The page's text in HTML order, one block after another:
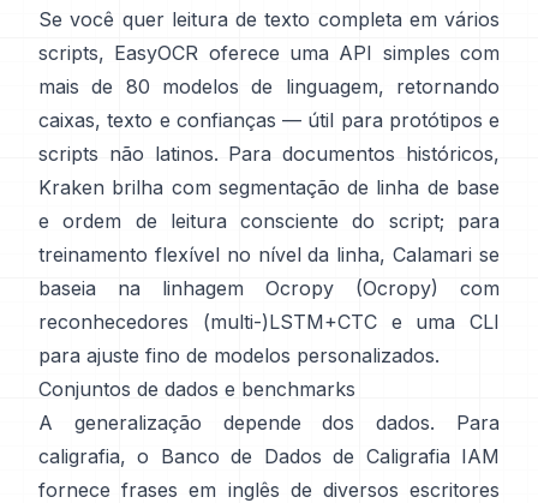
Se você quer leitura de texto completa em vários
scripts, EasyOCR oferece uma API simples com
mais de 80 modelos de linguagem, retornando
caixas, texto e confianças — útil para protótipos e
scripts não latinos. Para documentos históricos,
Kraken brilha com segmentação de linha de base
e ordem de leitura consciente do script; para
treinamento flexível no nível da linha, Calamari se
baseia na linhagem Ocropy (Ocropy) com
reconhecedores (multi-)LSTM+CTC e uma CLI
para ajuste fino de modelos personalizados.
Conjuntos de dados e benchmarks
A generalização depende dos dados. Para
caligrafia, o Banco de Dados de Caligrafia IAM
fornece frases em inglês de diversos escritores